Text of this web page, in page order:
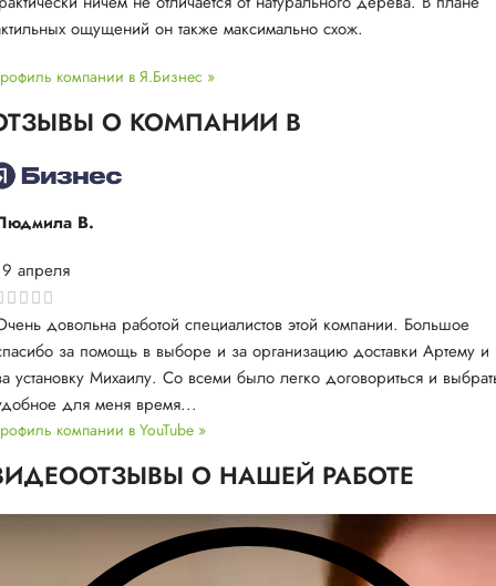
ощущений он также максимально схож.
компании в Я.Бизнес »
О КОМПАНИИ В
В.
апреля
довольна работой специалистов этой компании. Большое
за помощь в выборе и за организацию доставки Артему и
установку Михаилу. Со всеми было легко договориться и
для меня время...
компании в YouTube »
О НАШЕЙ РАБОТЕ